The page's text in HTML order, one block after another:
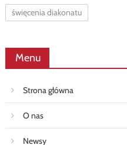
święcenia diakonatu
Menu
Strona główna
O nas
Newsy